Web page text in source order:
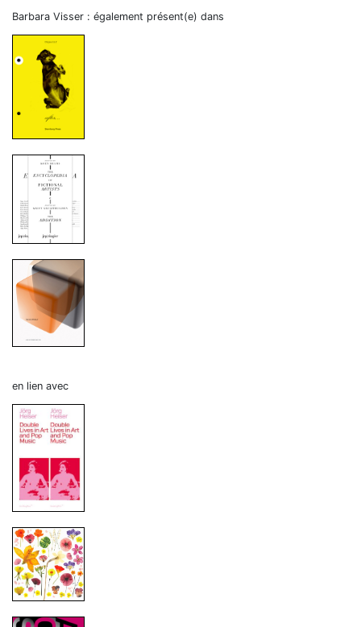
Barbara Visser : également présent(e) dans
en lien avec